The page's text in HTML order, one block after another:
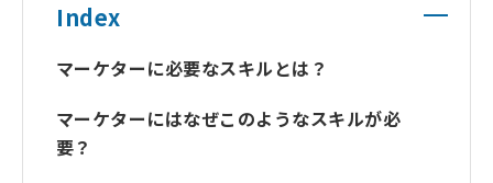
Index
マーケターに必要なスキルとは？
マーケターにはなぜこのようなスキルが必
要？